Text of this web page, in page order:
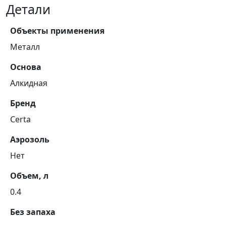
Детали
Объекты применения
Металл
Основа
Алкидная
Бренд
Certa
Аэрозоль
Нет
Объем, л
0.4
Без запаха